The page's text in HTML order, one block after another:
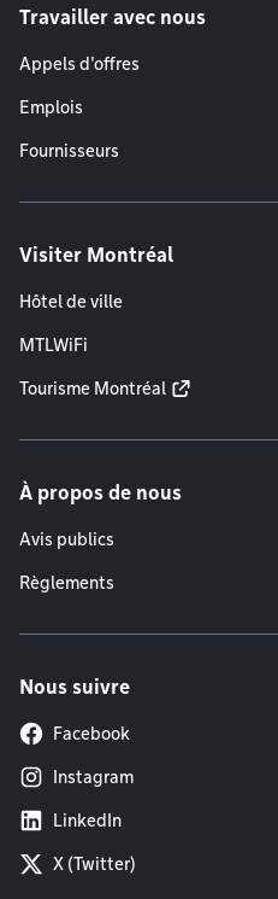
Travailler avec nous
Appels d'offres
Emplois
Fournisseurs
Visiter Montréal
Hôtel de ville
MTLWiFi
Tourisme Montréal
À propos de nous
Avis publics
Règlements
Nous suivre
Facebook
Instagram
LinkedIn
X (Twitter)